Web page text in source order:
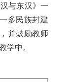
与东汉》一
多民族封建
并鼓励教师
学中。